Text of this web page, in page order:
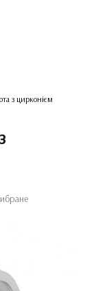
з цирконієм